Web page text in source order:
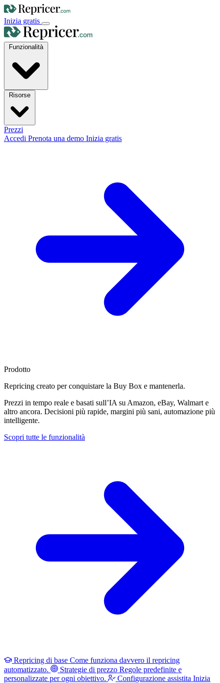
Inizia gratis
Funzionalità
Prezzi
Accedi Prenota una demo Inizia gratis
Prodotto
Repricing creato perconquistare la Buy Box e mantenerla.
Prezzi in tempo reale e basati sull’IA su Amazon, eBay, Walmart e
altro ancora. Decisioni più rapide, margini più sani, automazione più
intelligente.
Scopri tutte le funzionalità
Repricing di base Come funziona davvero il repricing
automatizzato.
Strategie di prezzo Regole predefinite e
personalizzate per ogni obiettivo.
Configurazione assistita Inizia